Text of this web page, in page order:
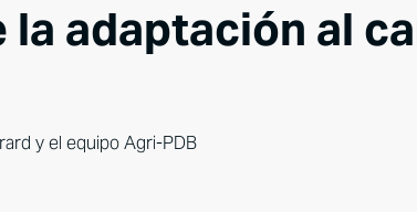
la adaptación al
y el equipo Agri-PDB